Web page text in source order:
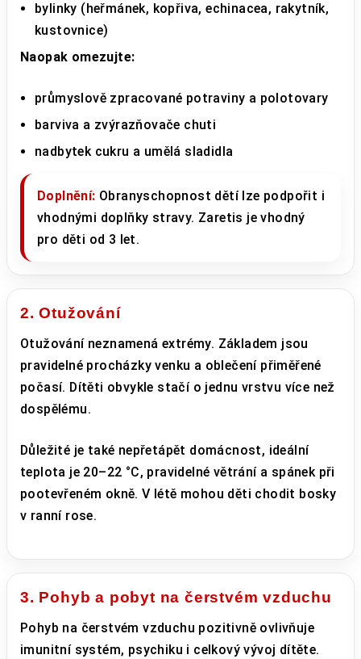
bylinky (heřmánek, kopřiva, echinacea, rakytník,
kustovnice)
Naopak omezujte:
průmyslově zpracované potraviny a polotovary
barviva a zvýrazňovače chuti
nadbytek cukru a umělá sladidla
Doplnění: Obranyschopnost dětí lze podpořit i
vhodnými doplňky stravy. Zaretis je vhodný
pro děti od 3 let.
2. Otužování
Otužování neznamená extrémy. Základem jsou
pravidelné procházky venku a oblečení přiměřené
počasí. Dítěti obvykle stačí o jednu vrstvu více než
dospělému.
Důležité je také nepřetápět domácnost, ideální
teplota je 20–22 °C, pravidelné větrání a spánek při
pootevřeném okně. V létě mohou děti chodit bosky
v ranní rose.
3. Pohyb a pobyt na čerstvém vzduchu
Pohyb na čerstvém vzduchu pozitivně ovlivňuje
imunitní systém, psychiku i celkový vývoj dítěte.